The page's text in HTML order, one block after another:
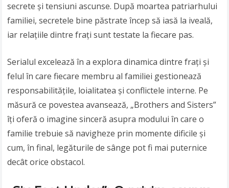
secrete și tensiuni ascunse. După moartea patriarhului
familiei, secretele bine păstrate încep să iasă la iveală,
iar relațiile dintre frați sunt testate la fiecare pas.
Serialul excelează în a explora dinamica dintre frați și
felul în care fiecare membru al familiei gestionează
responsabilitățile, loialitatea și conflictele interne. Pe
măsură ce povestea avansează, „Brothers and Sisters”
îți oferă o imagine sinceră asupra modului în care o
familie trebuie să navigheze prin momente dificile și
cum, în final, legăturile de sânge pot fi mai puternice
decât orice obstacol.